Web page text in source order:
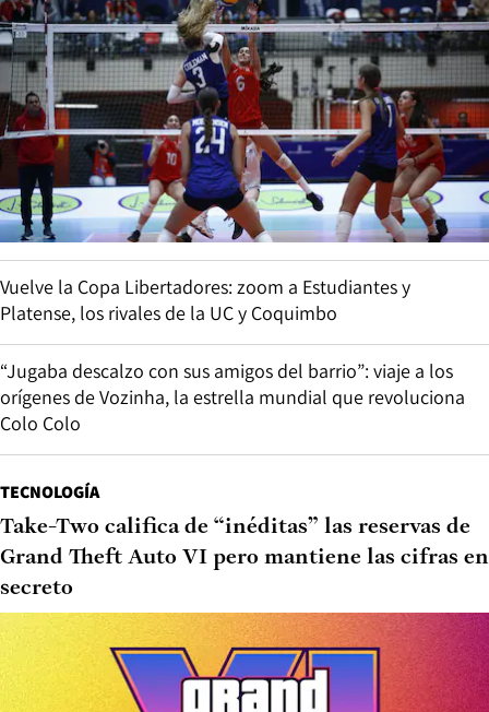
Vuelve la Copa Libertadores: zoom a Estudiantes y
Platense, los rivales de la UC y Coquimbo
“Jugaba descalzo con sus amigos del barrio”: viaje a los
orígenes de Vozinha, la estrella mundial que revoluciona
Colo Colo
TECNOLOGÍA
Take-Two califica de “inéditas” las reservas de
Grand Theft Auto VI pero mantiene las cifras en
secreto